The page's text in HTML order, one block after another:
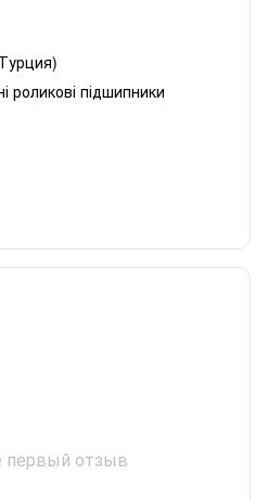
роликові підшипники
первый отзыв